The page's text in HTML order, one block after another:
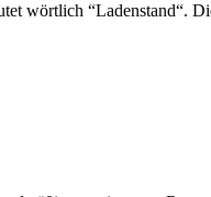
wörtlich “Ladenstand“.